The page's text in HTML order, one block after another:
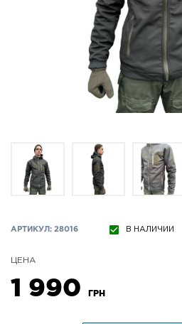
АРТИКУЛ: 28016 В НАЛИЧИИ
ЦЕНА
1 990 ГРН